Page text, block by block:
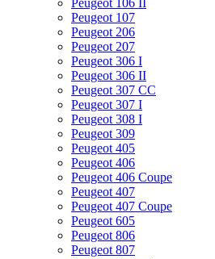
Peugeot 107
Peugeot 206
Peugeot 207
Peugeot 306 I
Peugeot 306 II
Peugeot 307 CC
Peugeot 307 I
Peugeot 308 I
Peugeot 309
Peugeot 405
Peugeot 406
Peugeot 406 Coupe
Peugeot 407
Peugeot 407 Coupe
Peugeot 605
Peugeot 806
Peugeot 807